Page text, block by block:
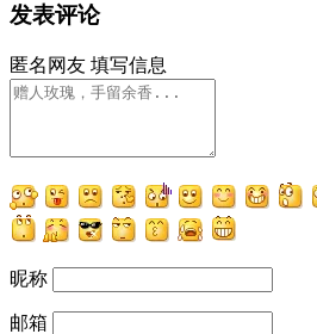
发表评论
匿名网友 填写信息
昵称
邮箱